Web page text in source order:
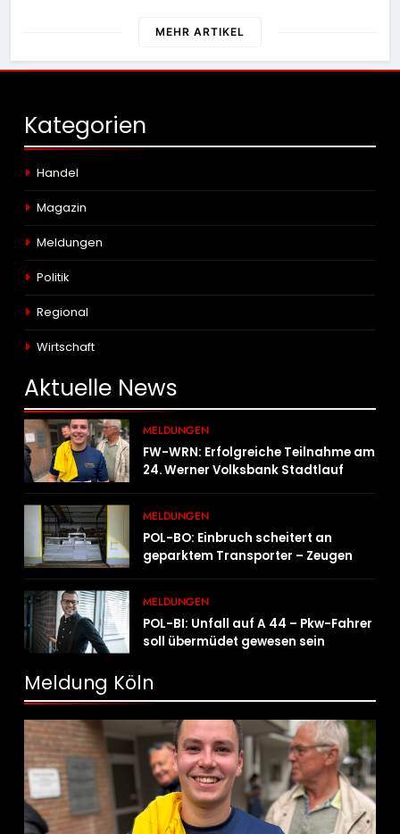
MEHR ARTIKEL
Kategorien
Handel
Magazin
Meldungen
Politik
Regional
Wirtschaft
Aktuelle News
MELDUNGEN
FW-WRN: Erfolgreiche Teilnahme am
24. Werner Volksbank Stadtlauf
MELDUNGEN
POL-BO: Einbruch scheitert an
geparktem Transporter – Zeugen
MELDUNGEN
POL-BI: Unfall auf A 44 – Pkw-Fahrer
soll übermüdet gewesen sein
Meldung Köln